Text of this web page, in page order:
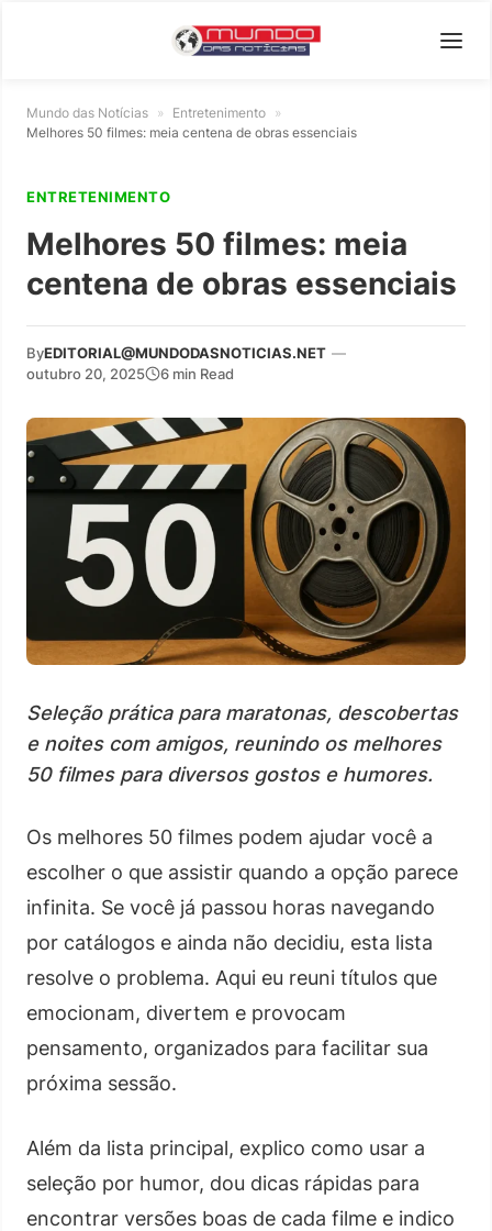
Mundo das Notícias » Entretenimento »
Melhores 50 filmes: meia centena de obras essenciais
ENTRETENIMENTO
Melhores 50 filmes: meia
centena de obras essenciais
ByEDITORIAL@MUNDODASNOTICIAS.NET —
outubro 20, 2025
6 min Read
Seleção prática para maratonas, descobertas
e noites com amigos, reunindo os melhores
50 filmes para diversos gostos e humores.
Os melhores 50 filmes podem ajudar você a
escolher o que assistir quando a opção parece
infinita. Se você já passou horas navegando
por catálogos e ainda não decidiu, esta lista
resolve o problema. Aqui eu reuni títulos que
emocionam, divertem e provocam
pensamento, organizados para facilitar sua
próxima sessão.
Além da lista principal, explico como usar a
seleção por humor, dou dicas rápidas para
encontrar versões boas de cada filme e indico